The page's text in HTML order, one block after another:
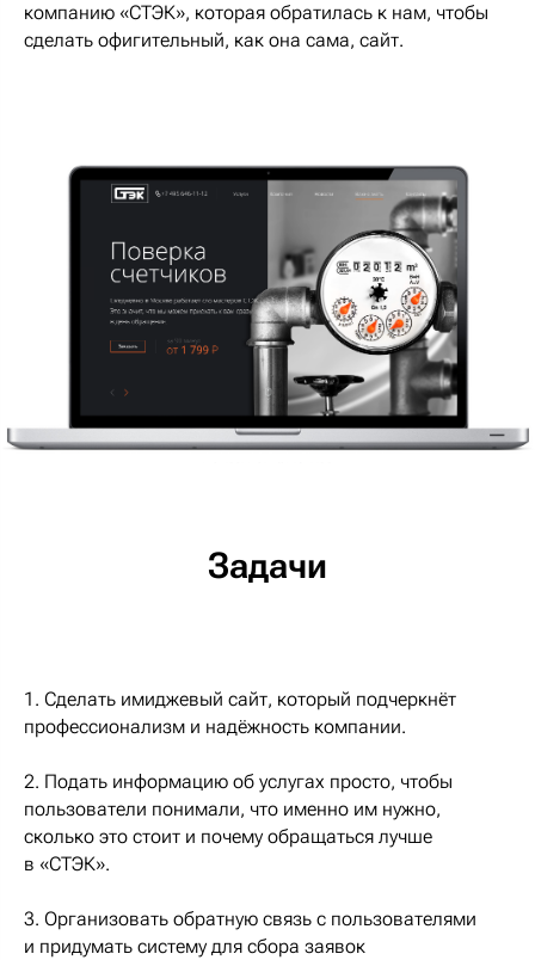
компанию «СТЭК», которая обратилась к нам, чтобы
сделать офигительный, как она сама, сайт.
Задачи
1. Сделать имиджевый сайт, который подчеркнёт
профессионализм и надёжность компании.
2. Подать информацию об услугах просто, чтобы
пользователи понимали, что именно им нужно,
сколько это стоит и почему обращаться лучше
в «СТЭК».
3. Организовать обратную связь с пользователями
и придумать систему для сбора заявок